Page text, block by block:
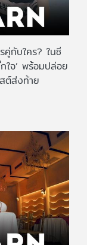
กับใคร? ในซี
ใจ’ พร้อมปล่อย
ต์ส่งท้าย